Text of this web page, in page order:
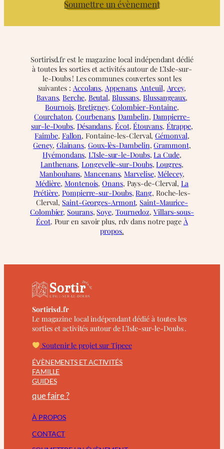
Soumettre un évènement
Sortirisd.fr est le magazine local indépendant dédié
à toutes les sorties et activités autour de L’Isle-sur-
le-Doubs ! Les communes couvertes sont les
suivantes : Accolans,Appenans,Anteuil, Arcey,
Bavans,Berche, Beutal, Blussans,Blussangeaux,
Bournois,Bretigney,Colombier-Fontaine,
Courchaton,Courbenans,Dambelin, Dampierre-
sur-le-Doubs, Désandans, Écot,Étouvans, Étrappe,
Faimbe, Fallon, Fontaine-les-Clerval,Gémonval,
Geney, Glainans, Goux-lès-Dambelin,Grammont,
Hyémondans,L’Isle-sur-le-Doubs,La Cude,
Lanthenans,Longevelle-sur-Doubs,Lougres,
Manbouhans,Mancenans,Marvelise,Mélecey,
Médière,Montenois,Onans, Pays-de-Clerval,La
Prétière,Pompierre-sur-Doubs,Rang, Roche-les-
Clerval, Saint-Georges-Armont, Saint-Maurice-
Colombier, Sourans, Soye, Tournedoz,Villars-sous-
Écot. Pour en savoir plus, rdv dans notre pageÀ
propos.
Sortirisd.fr
Le magazine local indépendant dédié à toutes les
sorties et activités autour de L’Isle-sur-le-Doubs .
Soutenir le projet sur Tipeee
ÉVÈNEMENTS ET ACTIVITÉS
FAMILLE
GUIDES
que faire ?
À PROPOS
CONTACT